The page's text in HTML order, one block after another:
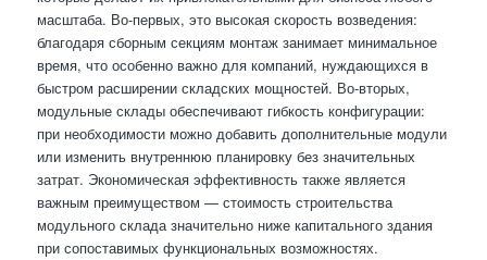
масштаба. Во-первых, это высокая скорость возведения:
благодаря сборным секциям монтаж занимает минимальное
время, что особенно важно для компаний, нуждающихся в
быстром расширении складских мощностей. Во-вторых,
модульные склады обеспечивают гибкость конфигурации:
при необходимости можно добавить дополнительные модули
или изменить внутреннюю планировку без значительных
затрат. Экономическая эффективность также является
важным преимуществом — стоимость строительства
модульного склада значительно ниже капитального здания
при сопоставимых функциональных возможностях.